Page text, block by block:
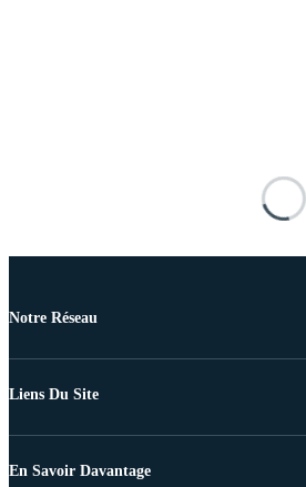
Notre Réseau
Liens Du Site
En Savoir Davantage